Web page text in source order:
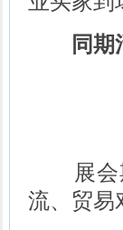
同
展会期
流、贸易